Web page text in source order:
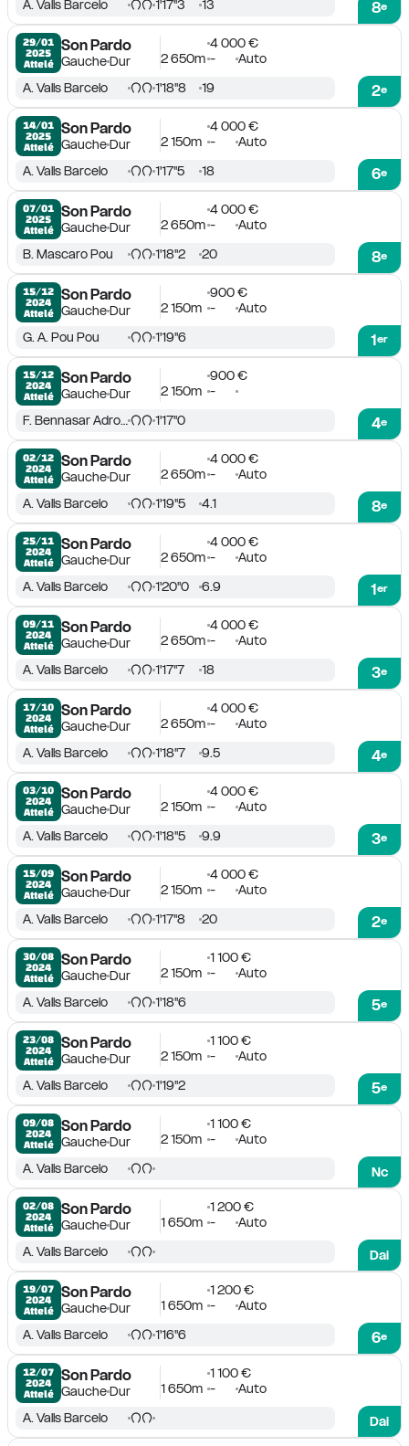
8e
A. Valls Barcelo 1'17''3 13
29/01
2025
Attelé
Son Pardo
GaucheDur
4 000 €
2 650m - Auto
2e
A. Valls Barcelo 1'18''8 19
14/01
2025
Attelé
Son Pardo
GaucheDur
4 000 €
2 150m - Auto
6e
A. Valls Barcelo 1'17''5 18
07/01
2025
Attelé
Son Pardo
GaucheDur
4 000 €
2 650m - Auto
8e
B. Mascaro Pou 1'18''2 20
15/12
2024
Attelé
Son Pardo
GaucheDur
900 €
2 150m - Auto
1er
G. A. Pou Pou 1'19''6
15/12
2024
Attelé
Son Pardo
GaucheDur
900 €
2 150m -
4e
F. Bennasar Adrover 1'17''0
02/12
2024
Attelé
Son Pardo
GaucheDur
4 000 €
2 650m - Auto
8e
A. Valls Barcelo 1'19''5 4.1
25/11
2024
Attelé
Son Pardo
GaucheDur
4 000 €
2 650m - Auto
1er
A. Valls Barcelo 1'20''0 6.9
09/11
2024
Attelé
Son Pardo
GaucheDur
4 000 €
2 650m - Auto
3e
A. Valls Barcelo 1'17''7 18
17/10
2024
Attelé
Son Pardo
GaucheDur
4 000 €
2 650m - Auto
4e
A. Valls Barcelo 1'18''7 9.5
03/10
2024
Attelé
Son Pardo
GaucheDur
4 000 €
2 150m - Auto
3e
A. Valls Barcelo 1'18''5 9.9
15/09
2024
Attelé
Son Pardo
GaucheDur
4 000 €
2 150m - Auto
2e
A. Valls Barcelo 1'17''8 20
30/08
2024
Attelé
Son Pardo
GaucheDur
1 100 €
2 150m - Auto
5e
A. Valls Barcelo 1'18''6
23/08
2024
Attelé
Son Pardo
GaucheDur
1 100 €
2 150m - Auto
5e
A. Valls Barcelo 1'19''2
09/08
2024
Attelé
Son Pardo
GaucheDur
1 100 €
2 150m -
Auto
Nc
A. Valls Barcelo
02/08
2024
Attelé
Son Pardo
GaucheDur
1 200 €
1 650m -
Auto
Dai
A. Valls Barcelo
19/07
2024
Attelé
Son Pardo
GaucheDur
1 200 €
1 650m - Auto
6e
A. Valls Barcelo 1'16''6
12/07
2024
Attelé
Son Pardo
GaucheDur
1 100 €
1 650m -
Auto
Dai
A. Valls Barcelo